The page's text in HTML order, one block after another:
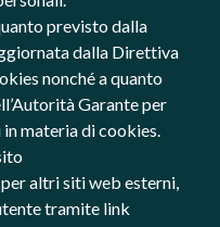
previsto dalla
dalla Direttiva
nonché a quanto
Garante per
materia di cookies.
per altri siti web esterni,
tramite link